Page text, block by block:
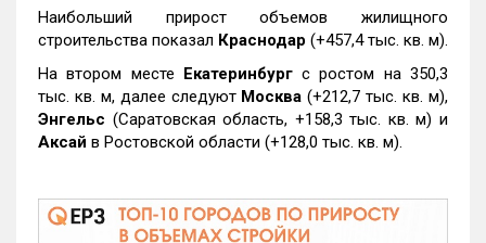
Наибольший прирост объемов жилищного
строительства показал Краснодар (+457,4 тыс. кв. м).
На втором месте Екатеринбургс ростом на 350,3
тыс. кв. м, далее следуют Москва (+212,7 тыс. кв. м),
Энгельс (Саратовская область, +158,3 тыс. кв. м) и
Аксай в Ростовской области (+128,0 тыс. кв. м).